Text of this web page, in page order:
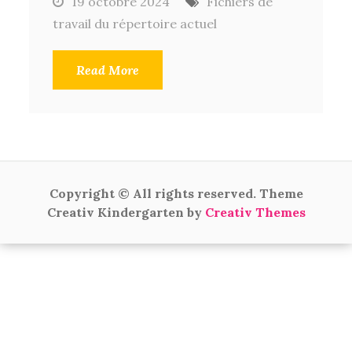
travail du répertoire actuel
Read More
Copyright © All rights reserved. Theme
Creativ Kindergarten by Creativ Themes